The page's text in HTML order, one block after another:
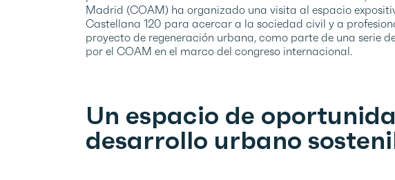
Madrid (COAM) ha organizado una visita al espacio
Castellana 120 para acercar a la sociedad civil y a
proyecto de regeneración urbana, como parte de una serie
por el COAM en el marco del congreso internacional.
Un espacio de
desarrollo urbano